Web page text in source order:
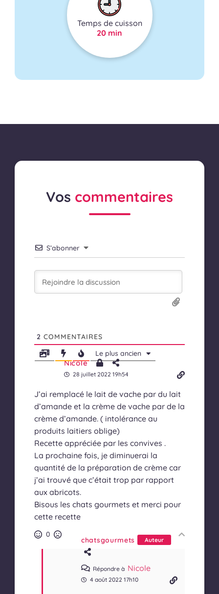
Temps de cuisson
20 min
Vos commentaires
S’abonner
2 COMMENTAIRES
Le plus ancien
Nicole
28 juillet 2022 19h54
J’ai remplacé le lait de vache par du lait
d’amande et la crème de vache par de la
crème d’amande. ( intolérance au
produits laitiers oblige)
Recette appréciée par les convives .
La prochaine fois, je diminuerai la
quantité de la préparation de crème car
j’ai trouvé que c’était trop par rapport
aux abricots.
Bisous les chats gourmets et merci pour
cette recette
0
chatsgourmets Auteur
Répondre à Nicole
4 août 2022 17h10